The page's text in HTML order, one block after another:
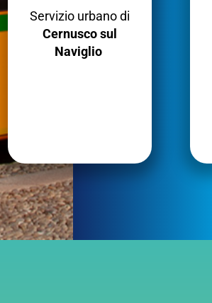
Servizio urbano di
Cernusco sul
Naviglio